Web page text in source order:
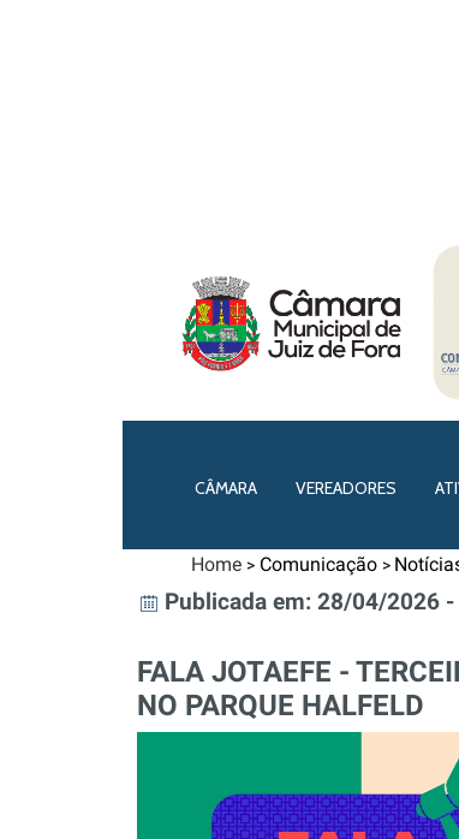
CÂMARA VEREADORES
Home > Comunicação >
Publicada em: 28/04/2026
FALA JOTAEFE -
NO PARQUE HALFELD